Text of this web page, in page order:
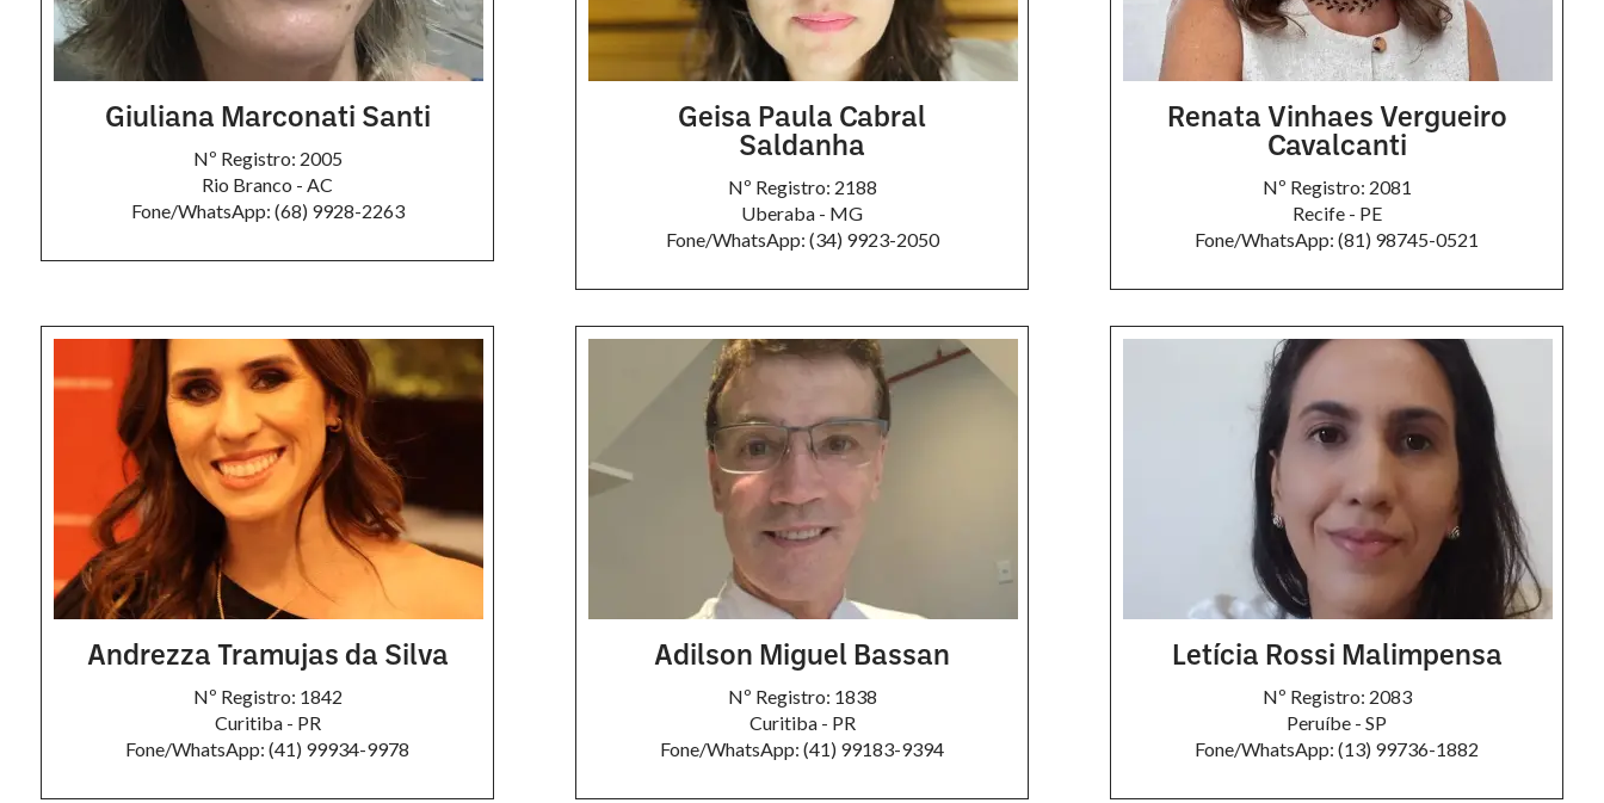
Giuliana Marconati Santi
Nº Registro: 2005
Rio Branco - AC
Fone/WhatsApp: (68) 9928-2263
Geisa Paula Cabral
Saldanha
Nº Registro: 2188
Uberaba - MG
Fone/WhatsApp: (34) 9923-2050
Renata Vinhaes Vergueiro
Cavalcanti
Nº Registro: 2081
Recife - PE
Fone/WhatsApp: (81) 98745-0521
Andrezza Tramujas da Silva
Nº Registro: 1842
Curitiba - PR
Fone/WhatsApp: (41) 99934-9978
Adilson Miguel Bassan
Nº Registro: 1838
Curitiba - PR
Fone/WhatsApp: (41) 99183-9394
Letícia Rossi Malimpensa
Nº Registro: 2083
Peruíbe - SP
Fone/WhatsApp: (13) 99736-1882